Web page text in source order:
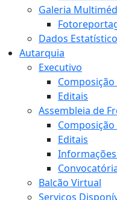
Galeria
Dados
Autarquia
Executivo
Editais
Assembleia de
Editais
Balcão Virtual
Serviços